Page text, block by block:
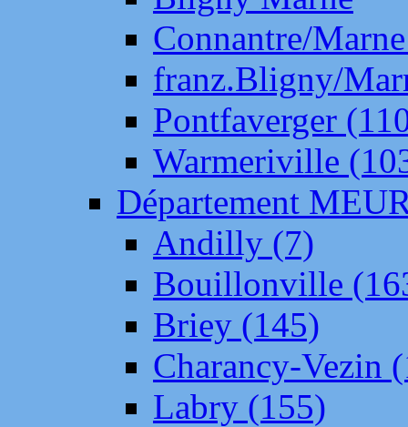
Connantre/
franz.Bligny/
Pontfaverger
Warmeriville
Département
Andilly (7)
Bouillonville
Briey (145)
Charancy-Vezin
Labry (155)